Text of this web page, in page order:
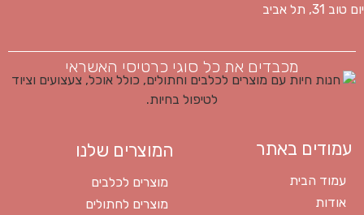
יום טוב 31, תל אביב
מכבדים את כל סוגי כרטיסי האשראי
עמודים באתר
עמוד הבית
אודות
המוצרים שלנו
מוצרים לכלבים
מוצרים לחתולים